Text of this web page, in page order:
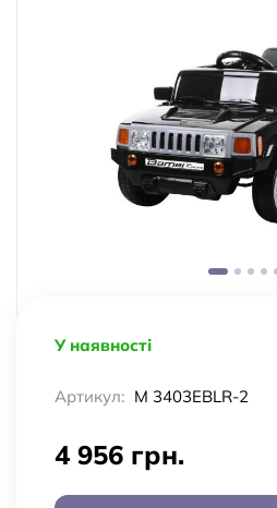
У наявності
Артикул: M 3403EBLR-2
4 956 грн.